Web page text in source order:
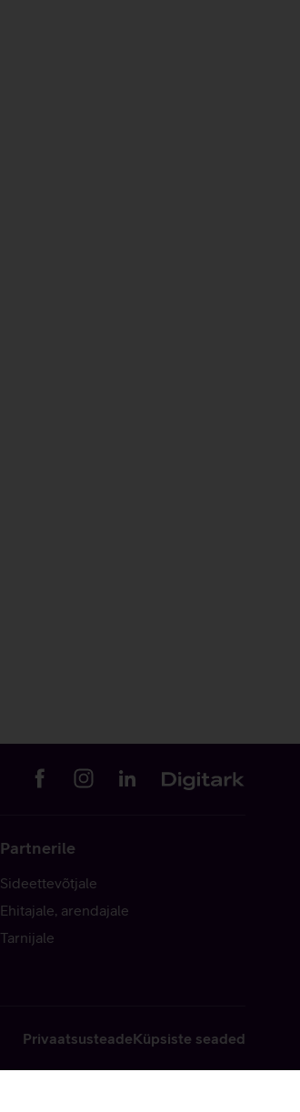
Partnerile
Sideettevõtjale
Ehitajale, arendajale
Tarnijale
PrivaatsusteadeKüpsiste seaded